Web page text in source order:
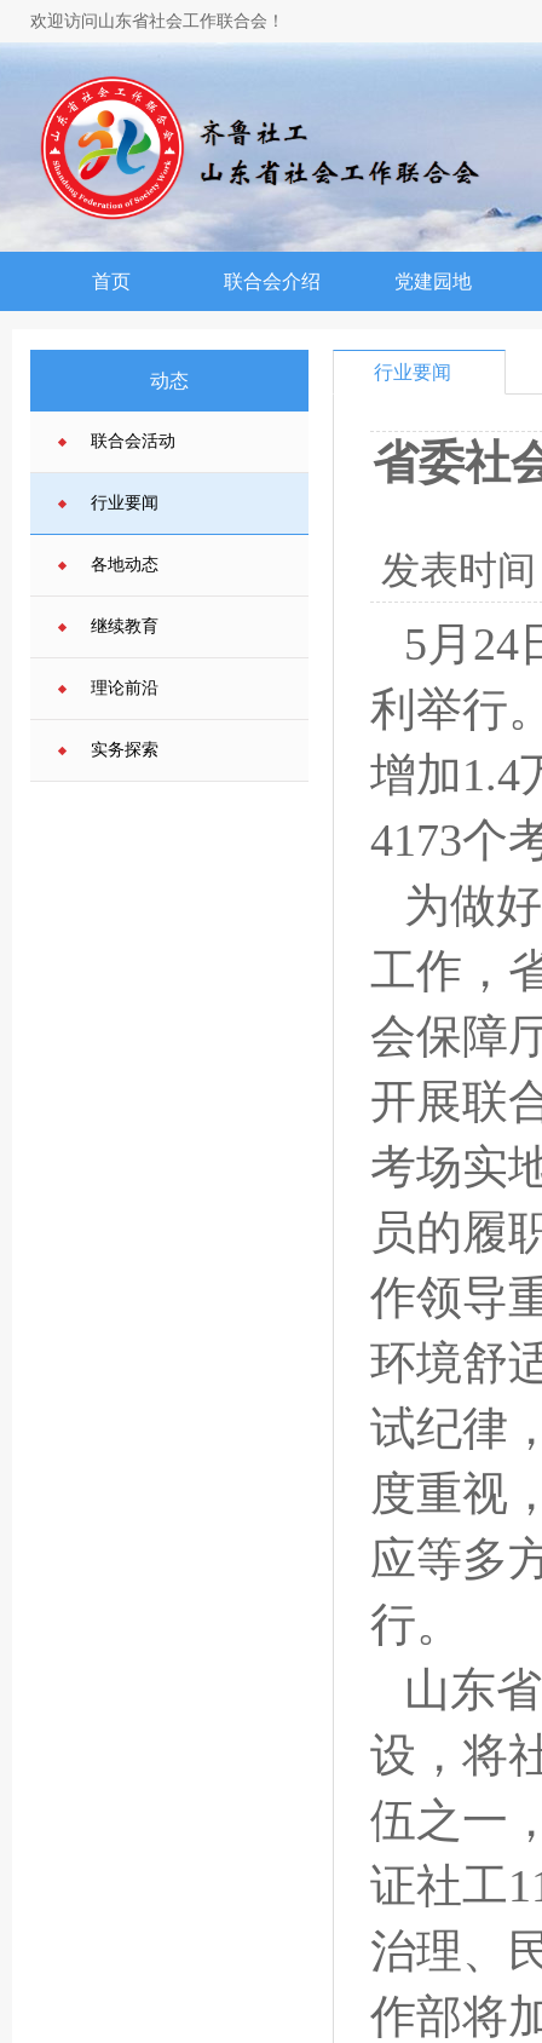
欢迎访问山东省社会工作联合会！
首页 联合会介绍 党建园地
动态
联合会活动
行业要闻
各地动态
继续教育
理论前沿
实务探索
行业要闻
省委社
发表时
5月24
利举行
增加1.4
4173个
为做
工作，
会保障
开展联
考场实
员的履
作领导
环境舒
试纪律
度重视
应等多
行。
山东
设，将
伍之一
证社工
治理、
作部将